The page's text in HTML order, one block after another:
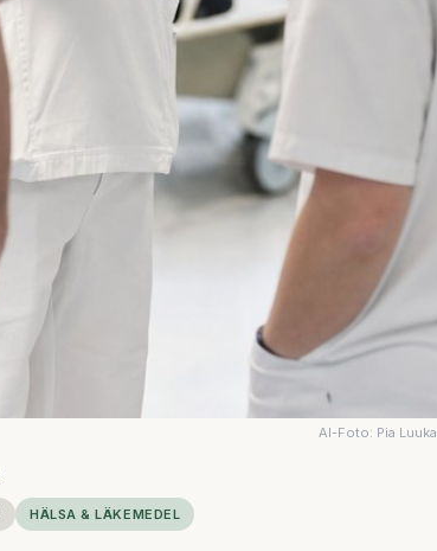
AI-Foto: Pia Luuka
HÄLSA & LÄKEMEDEL